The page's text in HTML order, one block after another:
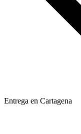
Entrega en Cartagena